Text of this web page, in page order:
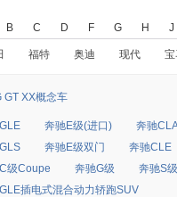
B C D F G H J
福特 奥迪 现代
GT XX概念车
奔驰E级(进口)
奔驰
奔驰E级双门
奔驰CLE
级Coupe
奔驰G级
奔驰S
插电式混合动力轿跑SUV